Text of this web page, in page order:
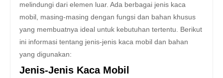
melindungi dari elemen luar. Ada berbagai jenis kaca
mobil, masing-masing dengan fungsi dan bahan khusus
yang membuatnya ideal untuk kebutuhan tertentu. Berikut
ini informasi tentang jenis-jenis kaca mobil dan bahan
yang digunakan:
Jenis-Jenis Kaca Mobil